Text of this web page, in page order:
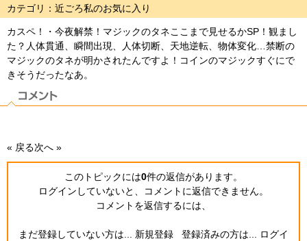
カテゴリ：近ごろ私のお気に入り
カスペ！・今夜解禁！マジックのタネここまで見せるかSP！観まし
た？人体貫通、瞬間出現、人体切断、天地逆転、物体変化…禁断の
マジックのタネが明かされたんですよ！コインのマジックすぐにで
きそうだったなあ。
« 戻る次へ »
このトピックには0件の返信があります。
ログインしていないと、コメントに返信できません。
コメントを返信するには、
まだ登録していない方は... 新規登録 登録済みの方は...
ログイ